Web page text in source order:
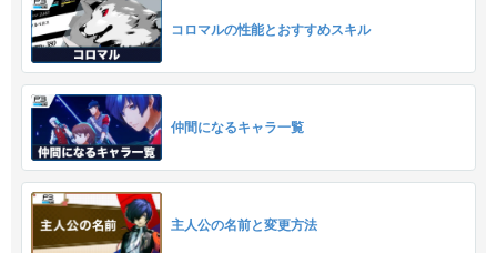
コロマルの性能とおすすめスキル
仲間になるキャラ一覧
主人公の名前と変更方法